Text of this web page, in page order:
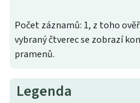
Počet záznamů: 1, z toho
vybraný čtverec se zobrazí
pramenů.
Legenda